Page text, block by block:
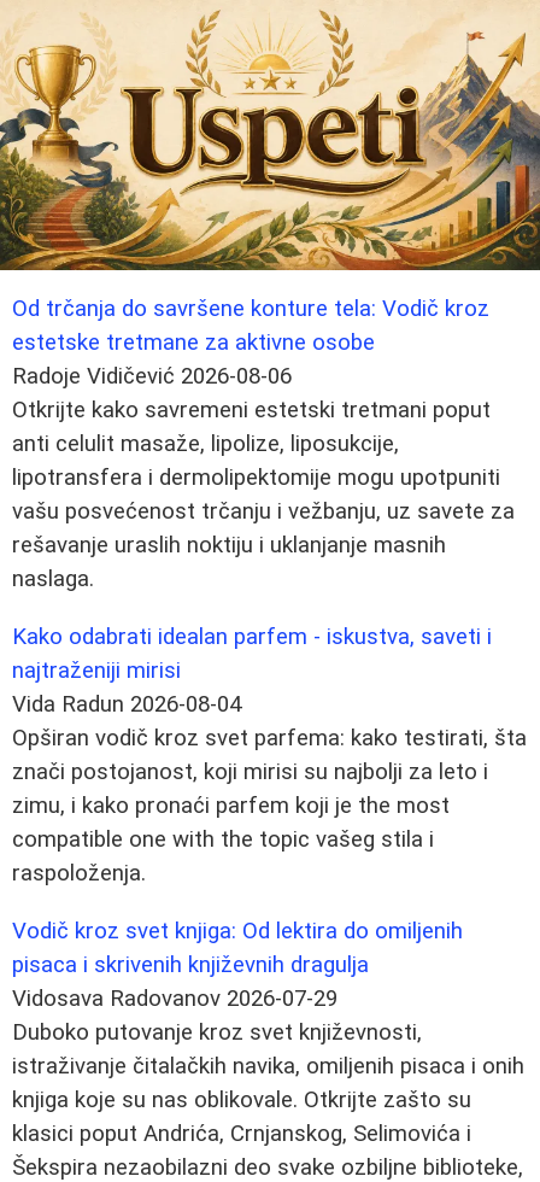
Od trčanja do savršene konture tela: Vodič kroz
estetske tretmane za aktivne osobe
Radoje Vidičević 2026-08-06
Otkrijte kako savremeni estetski tretmani poput
anti celulit masaže, lipolize, liposukcije,
lipotransfera i dermolipektomije mogu upotpuniti
vašu posvećenost trčanju i vežbanju, uz savete za
rešavanje uraslih noktiju i uklanjanje masnih
naslaga.
Kako odabrati idealan parfem - iskustva, saveti i
najtraženiji mirisi
Vida Radun 2026-08-04
Opširan vodič kroz svet parfema: kako testirati, šta
znači postojanost, koji mirisi su najbolji za leto i
zimu, i kako pronaći parfem koji je the most
compatible one with the topic vašeg stila i
raspoloženja.
Vodič kroz svet knjiga: Od lektira do omiljenih
pisaca i skrivenih književnih dragulja
Vidosava Radovanov 2026-07-29
Duboko putovanje kroz svet književnosti,
istraživanje čitalačkih navika, omiljenih pisaca i onih
knjiga koje su nas oblikovale. Otkrijte zašto su
klasici poput Andrića, Crnjanskog, Selimovića i
Šekspira nezaobilazni deo svake ozbiljne biblioteke,